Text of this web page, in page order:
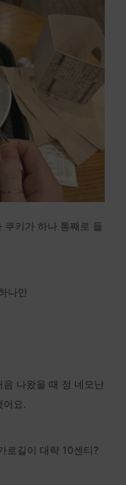
쿠키가 하나 통째로 들
나만
나왔을 때 정 네모난
요.
로길이 대략 10센티?